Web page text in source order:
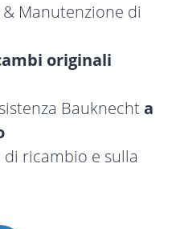
& Manutenzione di
originali
Bauknechta
di ricambio e sulla